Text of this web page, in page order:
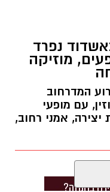
צילומים מאירוע
נשמח שתשתפו
כלי רכב אירעה
מד”א ואיחוד
נפגעים במצב
של איחוד
אסותא
במקום.
באזור,
ולהישמע
נפרד
מוזיקה
אירוע המדרחוב
עם מופעי
יצירה, אמני רחוב,